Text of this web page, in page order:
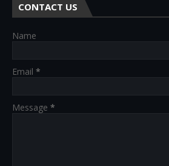
CONTACT US
Name
Email *
Message *